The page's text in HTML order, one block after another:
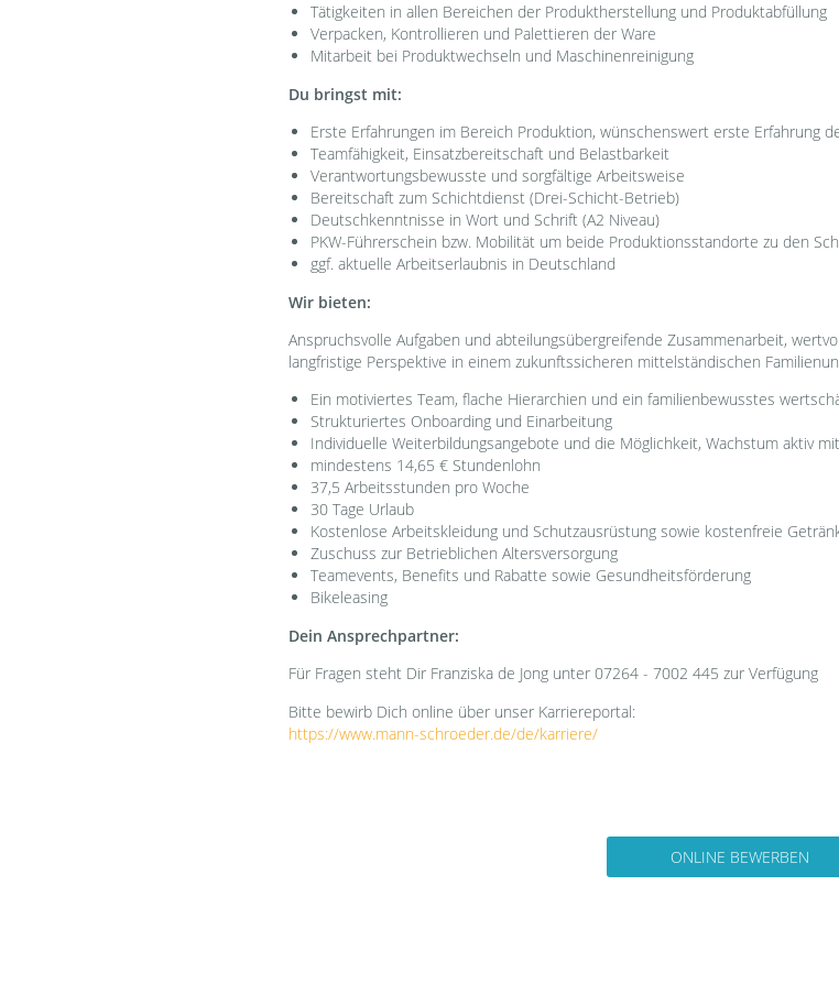
Tätigkeiten in allen Bereichen der Produktherstellung und Produktabfüllung
Verpacken, Kontrollieren und Palettieren der Ware
Mitarbeit bei Produktwechseln und Maschinenreinigung
Du bringst mit:
Erste Erfahrungen im Bereich Produktion, wünschenswert erste Erfahrung
Teamfähigkeit, Einsatzbereitschaft und Belastbarkeit
Verantwortungsbewusste und sorgfältige Arbeitsweise
Bereitschaft zum Schichtdienst (Drei-Schicht-Betrieb)
Deutschkenntnisse in Wort und Schrift (A2 Niveau)
PKW-Führerschein bzw. Mobilität um beide Produktionsstandorte zu den
ggf. aktuelle Arbeitserlaubnis in Deutschland
Wir bieten:
Anspruchsvolle Aufgaben und abteilungsübergreifende Zusammenarbeit,
langfristige Perspektive in einem zukunftssicheren mittelständischen
Ein motiviertes Team, flache Hierarchien und ein familienbewusstes
Strukturiertes Onboarding und Einarbeitung
Individuelle Weiterbildungsangebote und die Möglichkeit, Wachstum aktiv
mindestens 14,65 € Stundenlohn
37,5 Arbeitsstunden pro Woche
30 Tage Urlaub
Kostenlose Arbeitskleidung und Schutzausrüstung sowie kostenfreie
Zuschuss zur Betrieblichen Altersversorgung
Teamevents, Benefits und Rabatte sowie Gesundheitsförderung
Bikeleasing
Dein Ansprechpartner:
Für Fragen steht Dir Franziska de Jong unter 07264 - 7002 445 zur Verfügung
Bitte bewirb Dich online über unser Karriereportal:
https://www.mann-schroeder.de/de/karriere/
ONLINE BEWERBEN